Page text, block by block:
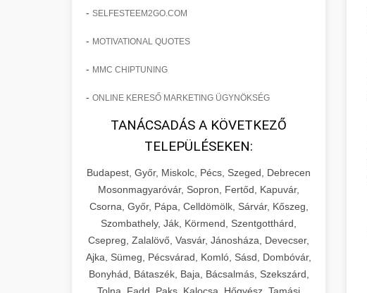
- SELFESTEEM2GO.COM
- MOTIVATIONAL QUOTES
- MMC CHIPTUNING
- ONLINE KERESŐ MARKETING ÜGYNÖKSÉG
TANÁCSADÁS A KÖVETKEZŐ
TELEPÜLÉSEKEN:
Budapest, Győr, Miskolc, Pécs, Szeged, Debrecen
Mosonmagyaróvár, Sopron, Fertőd, Kapuvár,
Csorna, Győr, Pápa, Celldömölk, Sárvár, Kőszeg,
Szombathely, Ják, Körmend, Szentgotthárd,
Csepreg, Zalalövő, Vasvár, Jánosháza, Devecser,
Ajka, Sümeg, Pécsvárad, Komló, Sásd, Dombóvár,
Bonyhád, Bátaszék, Baja, Bácsalmás, Szekszárd,